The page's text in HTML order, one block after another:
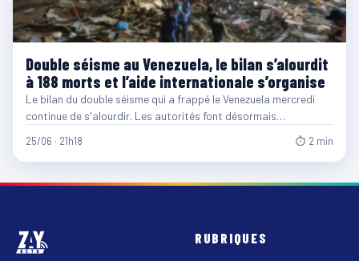
Double séisme au Venezuela, le bilan s’alourdit
à 188 morts et l’aide internationale s’organise
Le bilan du double séisme qui a frappé le Venezuela mercredi
continue de s'alourdir. Les autorités font désormais…
25/06 · 21h18 ⏱ 2 min
RUBRIQUES